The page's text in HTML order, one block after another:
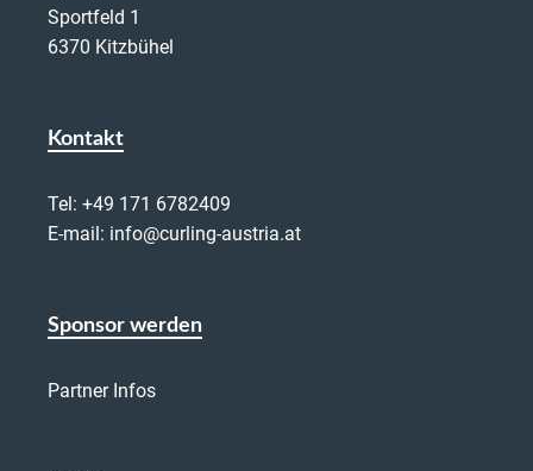
Sportfeld 1
6370 Kitzbühel
Kontakt
Tel: +49 171 6782409
E-mail: info@curling-austria.at
Sponsor werden
Partner Infos